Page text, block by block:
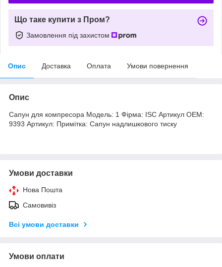
Що таке купити з Пром?
Замовлення під захистом
Опис Доставка Оплата Умови повернення
Опис
Сапун для компресора Модель: 1 Фірма: ISC Артикул OEM:
9393 Артикул: Примітка: Сапун надлишкового тиску
Умови доставки
Нова Пошта
Самовивіз
Всі умови доставки
Умови оплати